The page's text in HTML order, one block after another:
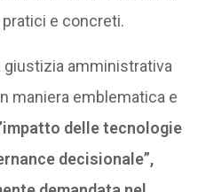
e concreti.
giustizia amministrativa
maniera emblematica e
delle tecnologie
decisionale”,